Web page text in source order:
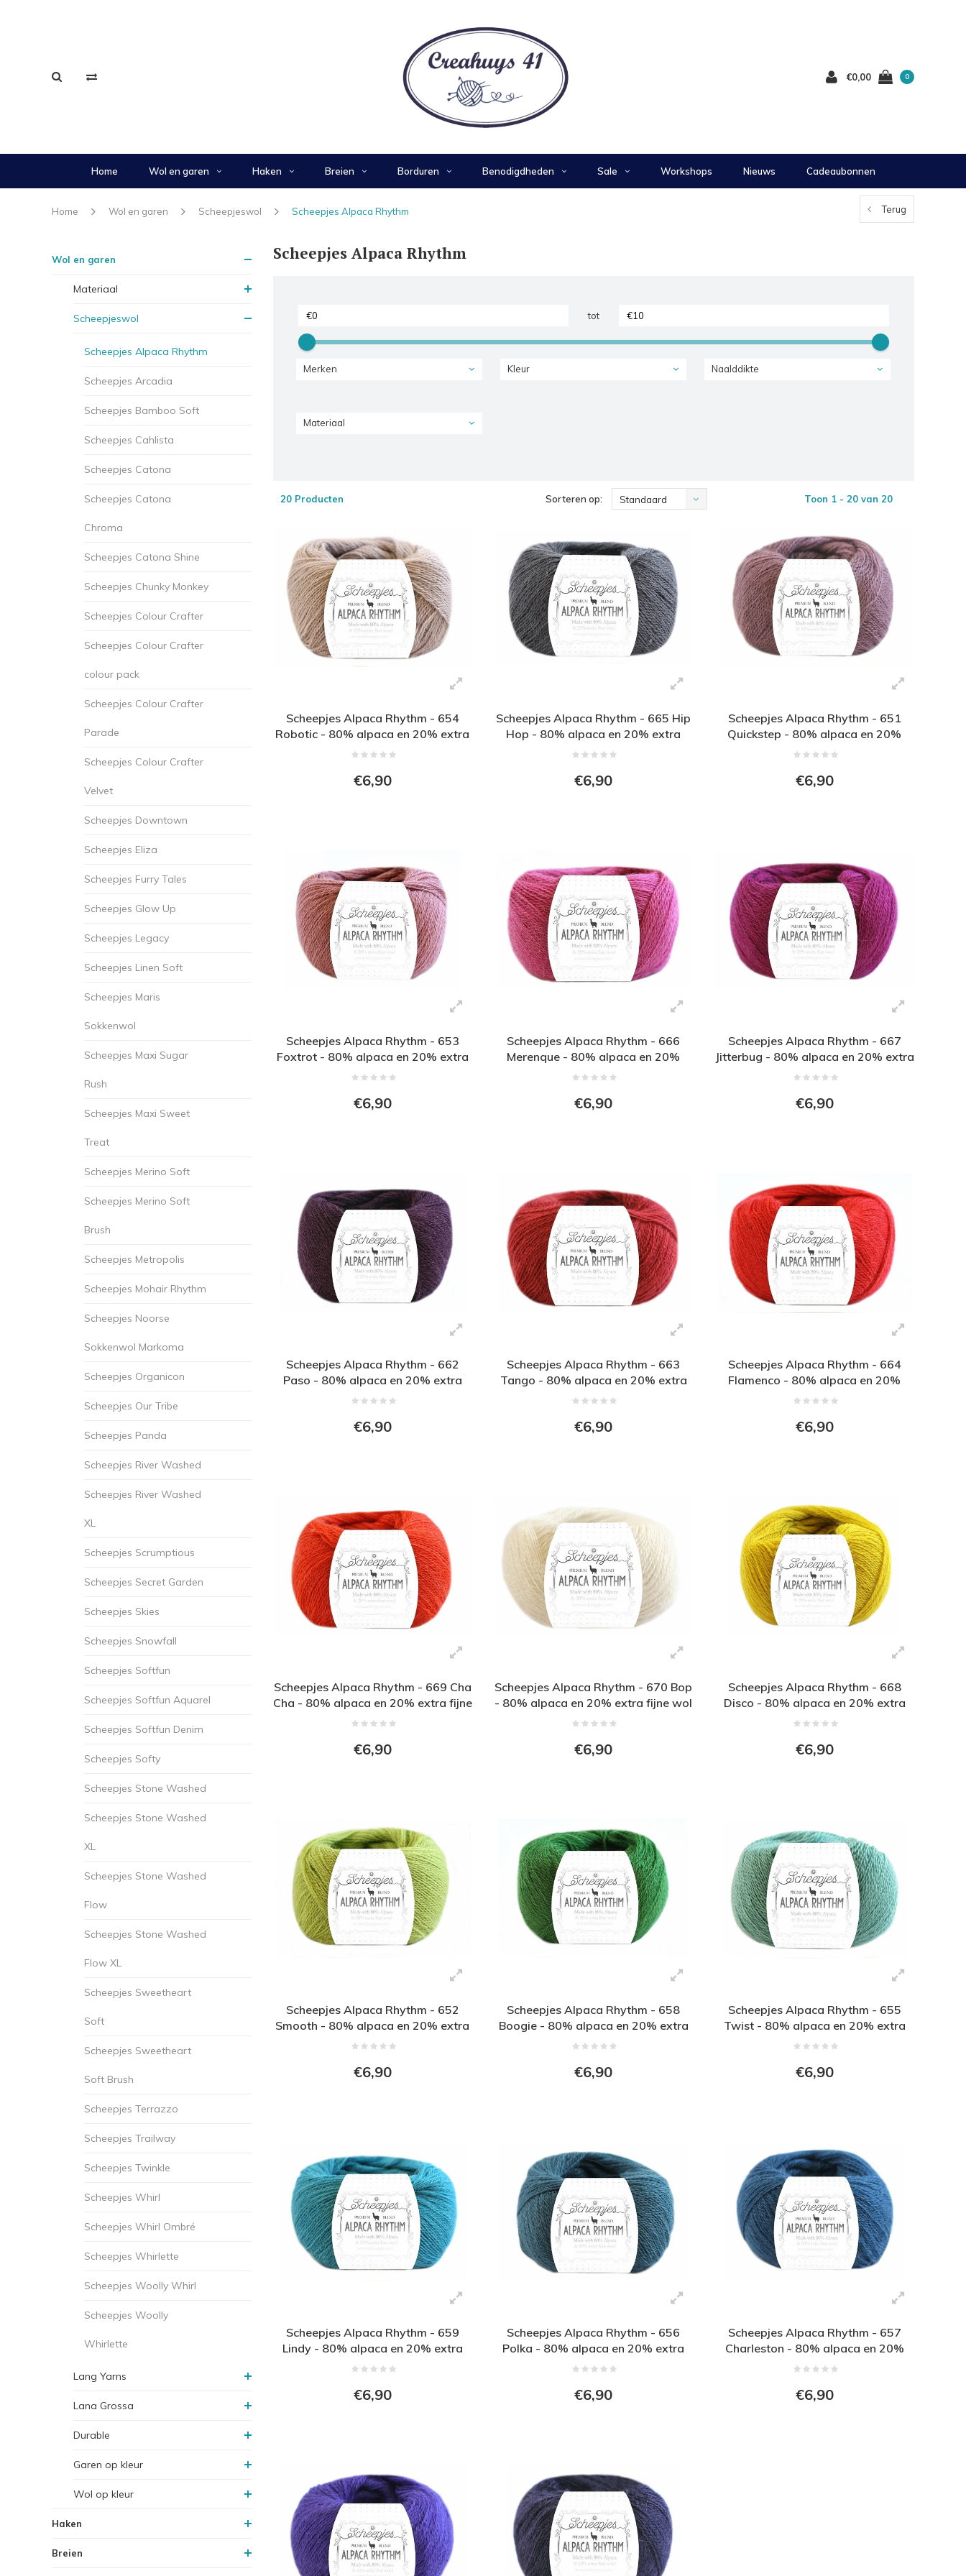
€0,00 0
Home Wol en garen Haken Breien Borduren Benodigdheden Sale Workshops Nieuws Cadeaubonnen
Home Wol en garen Scheepjeswol Scheepjes Alpaca Rhythm Terug
Wol en garen
Materiaal
Scheepjeswol
Scheepjes Alpaca Rhythm
Scheepjes Arcadia
Scheepjes Bamboo Soft
Scheepjes Cahlista
Scheepjes Catona
Scheepjes Catona
Chroma
Scheepjes Catona Shine
Scheepjes Chunky Monkey
Scheepjes Colour Crafter
Scheepjes Colour Crafter
colour pack
Scheepjes Colour Crafter
Parade
Scheepjes Colour Crafter
Velvet
Scheepjes Downtown
Scheepjes Eliza
Scheepjes Furry Tales
Scheepjes Glow Up
Scheepjes Legacy
Scheepjes Linen Soft
Scheepjes Maris
Sokkenwol
Scheepjes Maxi Sugar
Rush
Scheepjes Maxi Sweet
Treat
Scheepjes Merino Soft
Scheepjes Merino Soft
Brush
Scheepjes Metropolis
Scheepjes Mohair Rhythm
Scheepjes Noorse
Sokkenwol Markoma
Scheepjes Organicon
Scheepjes Our Tribe
Scheepjes Panda
Scheepjes River Washed
Scheepjes River Washed
XL
Scheepjes Scrumptious
Scheepjes Secret Garden
Scheepjes Skies
Scheepjes Snowfall
Scheepjes Softfun
Scheepjes Softfun Aquarel
Scheepjes Softfun Denim
Scheepjes Softy
Scheepjes Stone Washed
Scheepjes Stone Washed
XL
Scheepjes Stone Washed
Flow
Scheepjes Stone Washed
Flow XL
Scheepjes Sweetheart
Soft
Scheepjes Sweetheart
Soft Brush
Scheepjes Terrazzo
Scheepjes Trailway
Scheepjes Twinkle
Scheepjes Whirl
Scheepjes Whirl Ombré
Scheepjes Whirlette
Scheepjes Woolly Whirl
Scheepjes Woolly
Whirlette
Lang Yarns
Lana Grossa
Durable
Garen op kleur
Wol op kleur
Haken
Breien
Scheepjes Alpaca Rhythm
tot
Merken Kleur Naalddikte
Materiaal
20 Producten Sorteren op: Standaard Toon 1 - 20 van 20
Scheepjes Alpaca Rhythm - 654
Robotic - 80% alpaca en 20% extra
fijne wol - Bruin
€6,90
Scheepjes Alpaca Rhythm - 665 Hip
Hop - 80% alpaca en 20% extra
fijne wol - Grijs
€6,90
Scheepjes Alpaca Rhythm - 651
Quickstep - 80% alpaca en 20%
extra fijne wol - Paars
€6,90
Scheepjes Alpaca Rhythm - 653
Foxtrot - 80% alpaca en 20% extra
fijne wol - Roze
€6,90
Scheepjes Alpaca Rhythm - 666
Merenque - 80% alpaca en 20%
extra fijne wol - Roze
€6,90
Scheepjes Alpaca Rhythm - 667
Jitterbug - 80% alpaca en 20% extra
fijne wol - Roze
€6,90
Scheepjes Alpaca Rhythm - 662
Paso - 80% alpaca en 20% extra
fijne wol - Paars
€6,90
Scheepjes Alpaca Rhythm - 663
Tango - 80% alpaca en 20% extra
fijne wol - Rood
€6,90
Scheepjes Alpaca Rhythm - 664
Flamenco - 80% alpaca en 20%
extra fijne wol - Rood
€6,90
Scheepjes Alpaca Rhythm - 669 Cha
Cha - 80% alpaca en 20% extra fijne
wol - Blauw
€6,90
Scheepjes Alpaca Rhythm - 670 Bop
- 80% alpaca en 20% extra fijne wol
- Oranje
€6,90
Scheepjes Alpaca Rhythm - 668
Disco - 80% alpaca en 20% extra
fijne wol - Wit
€6,90
Scheepjes Alpaca Rhythm - 652
Smooth - 80% alpaca en 20% extra
fijne wol - Geel
€6,90
Scheepjes Alpaca Rhythm - 658
Boogie - 80% alpaca en 20% extra
fijne wol - Groen
€6,90
Scheepjes Alpaca Rhythm - 655
Twist - 80% alpaca en 20% extra
fijne wol - Groen
€6,90
Scheepjes Alpaca Rhythm - 659
Lindy - 80% alpaca en 20% extra
fijne wol - Blauw
€6,90
Scheepjes Alpaca Rhythm - 656
Polka - 80% alpaca en 20% extra
fijne wol - Blauw
€6,90
Scheepjes Alpaca Rhythm - 657
Charleston - 80% alpaca en 20%
extra fijne wol - Blauw
€6,90